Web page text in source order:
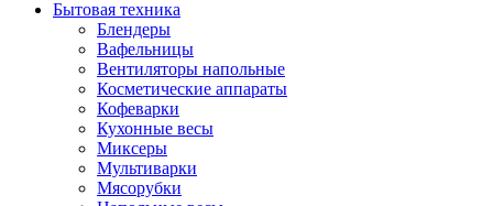
Бытовая техника
Блендеры
Вафельницы
Вентиляторы напольные
Косметические аппараты
Кофеварки
Кухонные весы
Миксеры
Мультиварки
Мясорубки